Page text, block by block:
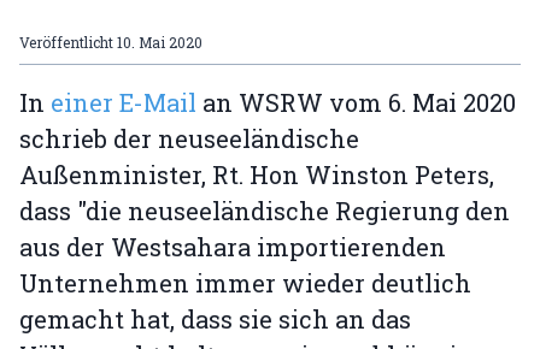
Veröffentlicht10. Mai 2020
In einer E-Mail an WSRW vom 6. Mai 2020
schrieb der neuseeländische
Außenminister, Rt. Hon Winston Peters,
dass "die neuseeländische Regierung den
aus der Westsahara importierenden
Unternehmen immer wieder deutlich
gemacht hat, dass sie sich an das